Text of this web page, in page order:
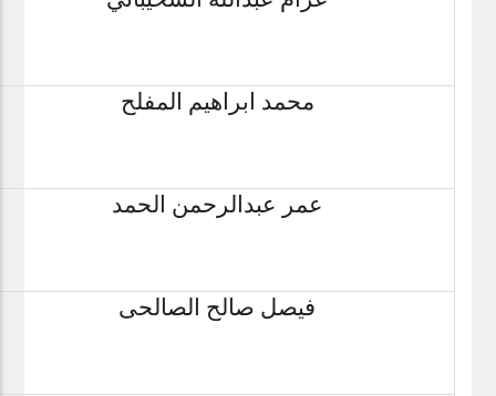
محمد ابراهيم المفلح
عمر عبدالرحمن الحمد
فيصل صالح الصالحى